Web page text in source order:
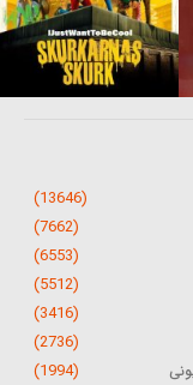
(13646)
(7662)
(6553)
(5512)
(3416)
(2736)
(1994)